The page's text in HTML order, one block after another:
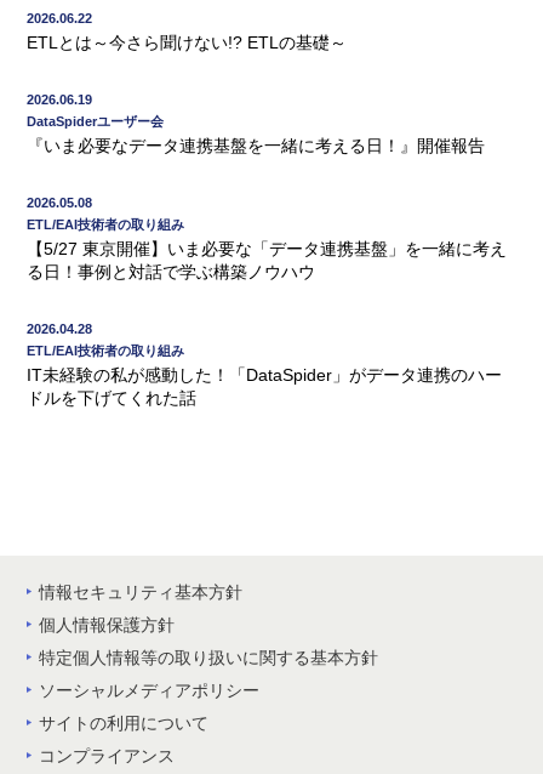
2026.06.22
ETLとは～今さら聞けない!? ETLの基礎～
2026.06.19
DataSpiderユーザー会
『いま必要なデータ連携基盤を一緒に考える日！』開催報告
2026.05.08
ETL/EAI技術者の取り組み
【5/27 東京開催】いま必要な「データ連携基盤」を一緒に考え
る日！事例と対話で学ぶ構築ノウハウ
2026.04.28
ETL/EAI技術者の取り組み
IT未経験の私が感動した！「DataSpider」がデータ連携のハー
ドルを下げてくれた話
情報セキュリティ基本方針
個人情報保護方針
特定個人情報等の取り扱いに関する基本方針
ソーシャルメディアポリシー
サイトの利用について
コンプライアンス